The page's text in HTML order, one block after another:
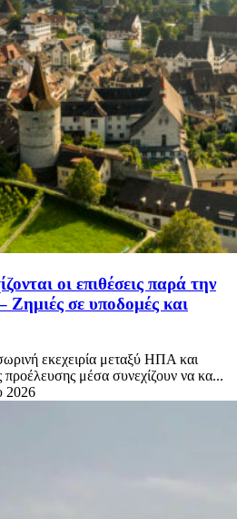
οι επιθέσεις παρά την
Ζημιές σε υποδομές και
εκεχειρία μεταξύ ΗΠΑ και
προέλευσης μέσα συνεχίζουν να κα...
2026